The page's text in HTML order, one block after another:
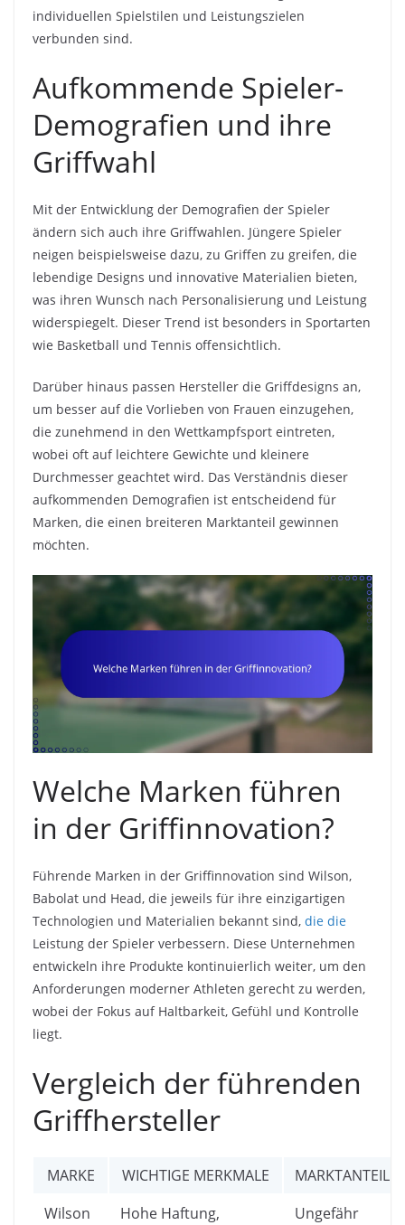
individuellen Spielstilen und Leistungszielen
verbunden sind.
Aufkommende Spieler-
Demografien und ihre
Griffwahl
Mit der Entwicklung der Demografien der Spieler
ändern sich auch ihre Griffwahlen. Jüngere Spieler
neigen beispielsweise dazu, zu Griffen zu greifen, die
lebendige Designs und innovative Materialien bieten,
was ihren Wunsch nach Personalisierung und Leistung
widerspiegelt. Dieser Trend ist besonders in Sportarten
wie Basketball und Tennis offensichtlich.
Darüber hinaus passen Hersteller die Griffdesigns an,
um besser auf die Vorlieben von Frauen einzugehen,
die zunehmend in den Wettkampfsport eintreten,
wobei oft auf leichtere Gewichte und kleinere
Durchmesser geachtet wird. Das Verständnis dieser
aufkommenden Demografien ist entscheidend für
Marken, die einen breiteren Marktanteil gewinnen
möchten.
Welche Marken führen
in der Griffinnovation?
Führende Marken in der Griffinnovation sind Wilson,
Babolat und Head, die jeweils für ihre einzigartigen
Technologien und Materialien bekannt sind, die die
Leistung der Spieler verbessern. Diese Unternehmen
entwickeln ihre Produkte kontinuierlich weiter, um den
Anforderungen moderner Athleten gerecht zu werden,
wobei der Fokus auf Haltbarkeit, Gefühl und Kontrolle
liegt.
Vergleich der führenden
Griffhersteller
MARKE WICHTIGE MERKMALE
MARKTANTEIL
Wilson
Hohe Haftung,
Ungefähr